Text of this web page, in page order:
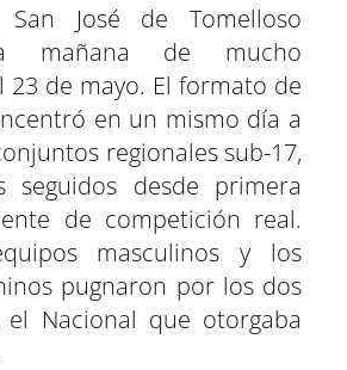
San José de Tomelloso
mañana de mucho
23 de mayo. El formato de
en un mismo día a
regionales sub-17,
seguidos desde primera
de competición real.
masculinos y los
pugnaron por los dos
Nacional que otorgaba